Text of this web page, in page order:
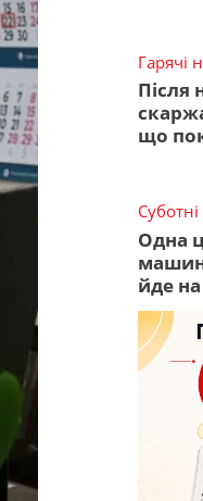
Гарячі
Після
що
Одна
йде